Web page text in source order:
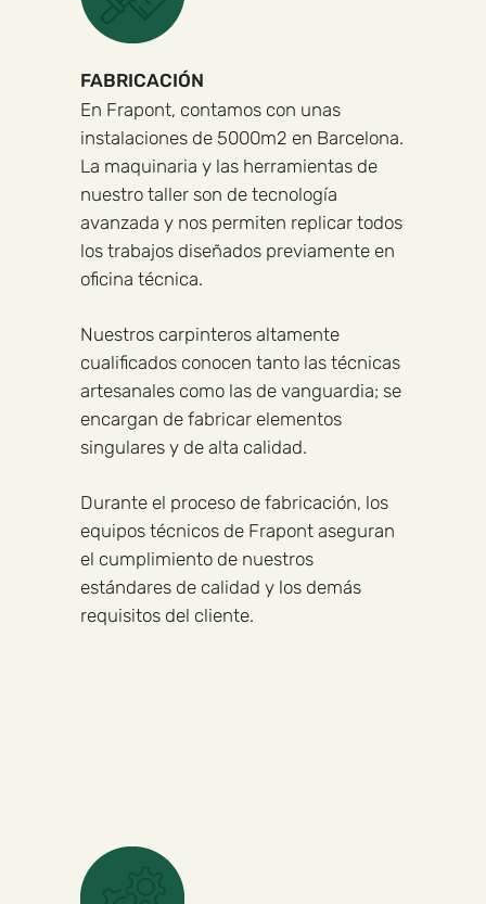
FABRICACIÓN
En Frapont, contamos con unas
instalaciones de 5000m2 en Barcelona.
La maquinaria y las herramientas de
nuestro taller son de tecnología
avanzada y nos permiten replicar todos
los trabajos diseñados previamente en
oficina técnica.
Nuestros carpinteros altamente
cualificados conocen tanto las técnicas
artesanales como las de vanguardia; se
encargan de fabricar elementos
singulares y de alta calidad.
Durante el proceso de fabricación, los
equipos técnicos de Frapont aseguran
el cumplimiento de nuestros
estándares de calidad y los demás
requisitos del cliente.